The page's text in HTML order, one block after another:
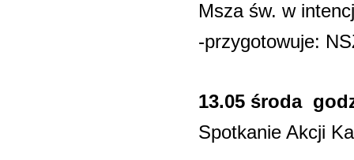
Msza św. w
-przygotowuje:
13.05 środa
Spotkanie Akcji